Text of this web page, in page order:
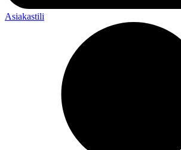
Asiakastili